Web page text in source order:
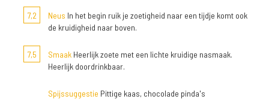
7,2 Neus In het begin ruik je zoetigheid naar een tijdje komt ook
de kruidigheid naar boven.
7,5 Smaak Heerlijk zoete met een lichte kruidige nasmaak.
Heerlijk doordrinkbaar.
Spijssuggestie Pittige kaas, chocolade pinda's